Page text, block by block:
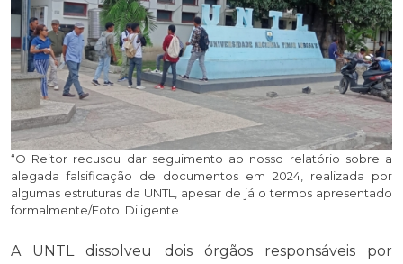
“O Reitor recusou dar seguimento ao nosso relatório sobre a
alegada falsificação de documentos em 2024, realizada por
algumas estruturas da UNTL, apesar de já o termos apresentado
formalmente/Foto: Diligente
A UNTL dissolveu dois órgãos responsáveis por